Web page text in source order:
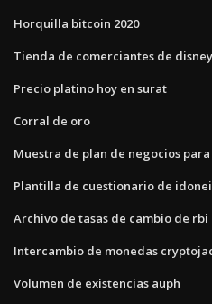
Horquilla bitcoin 2020
Tienda de comerciantes de disney
Precio platino hoy en surat
Corral de oro
Muestra de plan de negocios
Plantilla de cuestionario de
Archivo de tasas de cambio de rbi
Intercambio de monedas
Volumen de existencias auph